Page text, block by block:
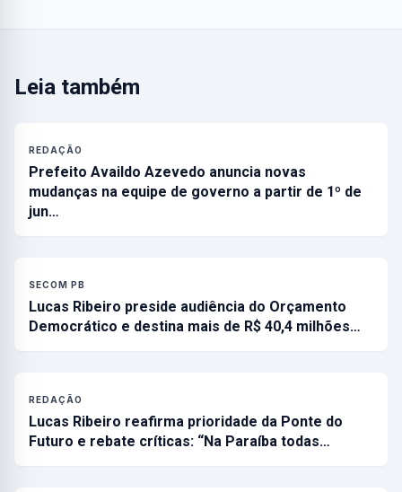
Leia também
REDAÇÃO
Prefeito Availdo Azevedo anuncia novas
mudanças na equipe de governo a partir de 1º de
jun…
SECOM PB
Lucas Ribeiro preside audiência do Orçamento
Democrático e destina mais de R$ 40,4 milhões…
REDAÇÃO
Lucas Ribeiro reafirma prioridade da Ponte do
Futuro e rebate críticas: “Na Paraíba todas…